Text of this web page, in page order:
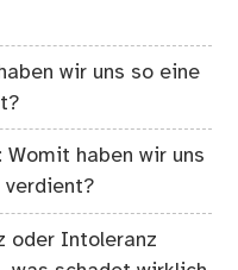
wir uns so eine
Womit haben wir uns
verdient?
oder Intoleranz